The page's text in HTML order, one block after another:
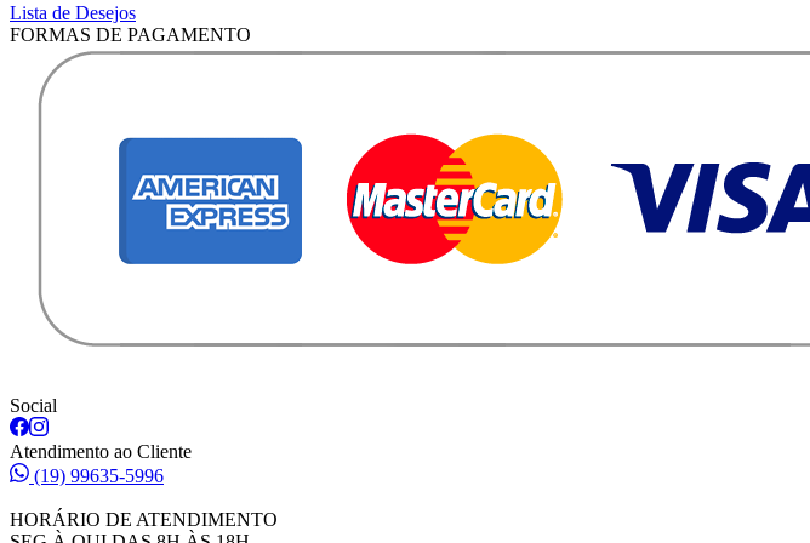
Lista de Desejos
FORMAS DE PAGAMENTO
Social
Atendimento ao Cliente
(19) 99635-5996
HORÁRIO DE ATENDIMENTO